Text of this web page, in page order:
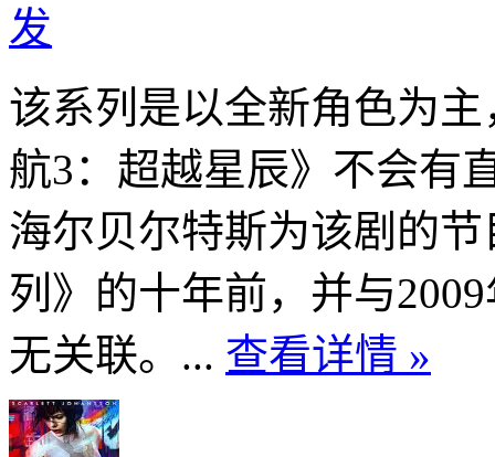
发
该系列是以全新角色为
航3：超越星辰》不会有
海尔贝尔特斯为该剧的
列》的十年前，并与
无关联。... 查看详情 »